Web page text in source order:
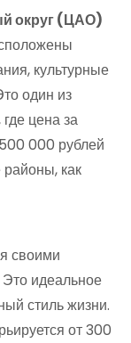
округ (ЦАО)
культурные
один из
цена за
000 рублей
как
своими
идеальное
стиль жизни.
от 300